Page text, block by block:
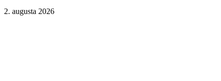
2. augusta 2026